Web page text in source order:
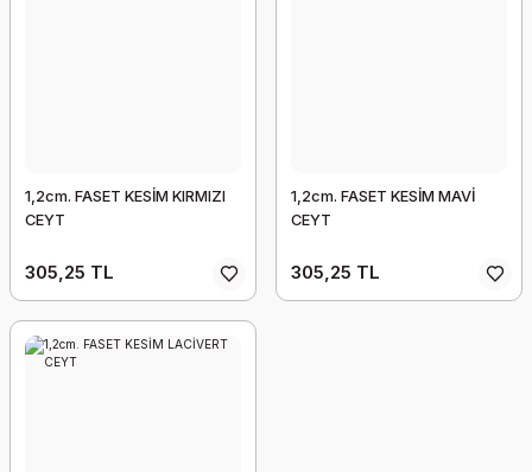
1,2cm. FASET KESİM KIRMIZI
CEYT
305,25 TL
1,2cm. FASET KESİM MAVİ
CEYT
305,25 TL